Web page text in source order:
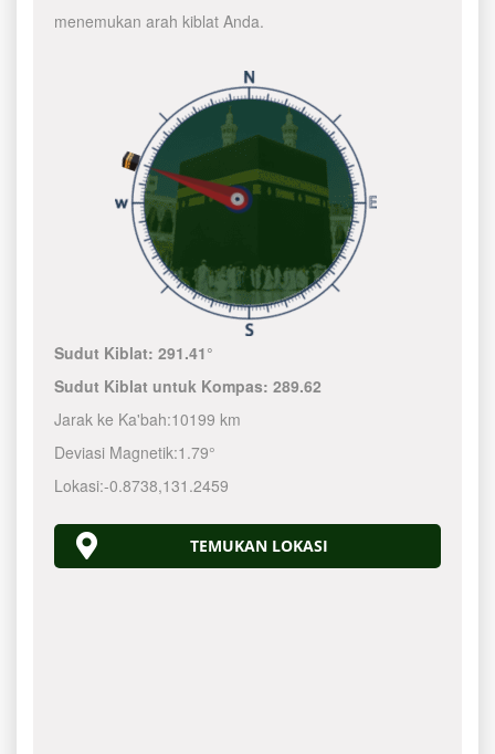
menemukan arah kiblat Anda.
Sudut Kiblat:291.41°
Sudut Kiblat untuk Kompas:289.62
Jarak ke Ka'bah:10199 km
Deviasi Magnetik:1.79°
Lokasi:-0.8738,131.2460
TEMUKAN LOKASI